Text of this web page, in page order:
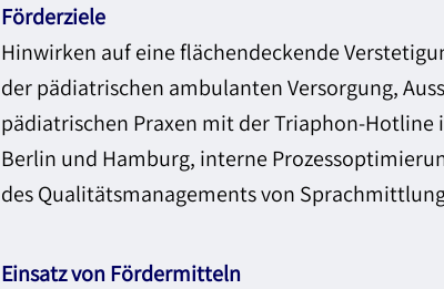
Förderziele
Hinwirken auf eine flächendeckende
der pädiatrischen ambulanten Versorgung,
pädiatrischen Praxen mit der Triaphon-Hotline
Berlin und Hamburg, interne
des Qualitätsmanagements von
Einsatz von Fördermitteln